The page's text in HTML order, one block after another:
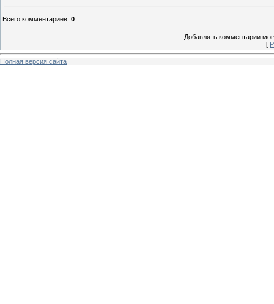
Всего комментариев: 0
Добавлять комментарии
[
Полная версия сайта